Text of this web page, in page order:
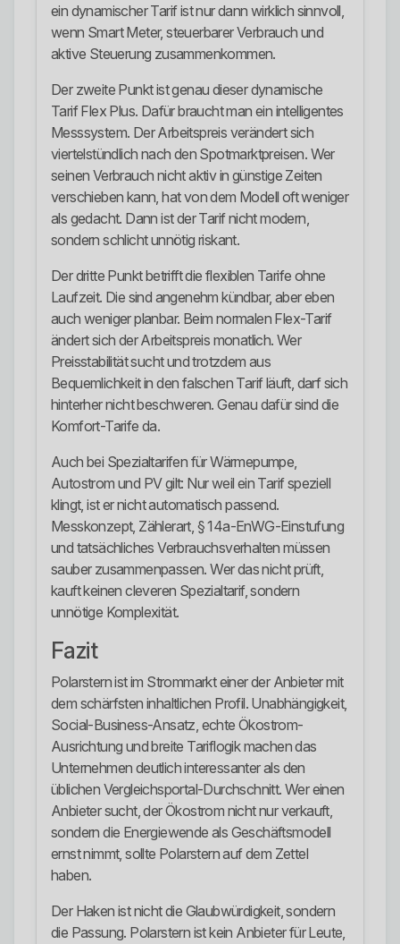
ein dynamischer Tarif ist nur dann wirklich sinnvoll,
wenn Smart Meter, steuerbarer Verbrauch und
aktive Steuerung zusammenkommen.
Der zweite Punkt ist genau dieser dynamische
Tarif Flex Plus. Dafür braucht man ein intelligentes
Messsystem. Der Arbeitspreis verändert sich
viertelstündlich nach den Spotmarktpreisen. Wer
seinen Verbrauch nicht aktiv in günstige Zeiten
verschieben kann, hat von dem Modell oft weniger
als gedacht. Dann ist der Tarif nicht modern,
sondern schlicht unnötig riskant.
Der dritte Punkt betrifft die flexiblen Tarife ohne
Laufzeit. Die sind angenehm kündbar, aber eben
auch weniger planbar. Beim normalen Flex-Tarif
ändert sich der Arbeitspreis monatlich. Wer
Preisstabilität sucht und trotzdem aus
Bequemlichkeit in den falschen Tarif läuft, darf sich
hinterher nicht beschweren. Genau dafür sind die
Komfort-Tarife da.
Auch bei Spezialtarifen für Wärmepumpe,
Autostrom und PV gilt: Nur weil ein Tarif speziell
klingt, ist er nicht automatisch passend.
Messkonzept, Zählerart, § 14a-EnWG-Einstufung
und tatsächliches Verbrauchsverhalten müssen
sauber zusammenpassen. Wer das nicht prüft,
kauft keinen cleveren Spezialtarif, sondern
unnötige Komplexität.
Fazit
Polarstern ist im Strommarkt einer der Anbieter mit
dem schärfsten inhaltlichen Profil. Unabhängigkeit,
Social-Business-Ansatz, echte Ökostrom-
Ausrichtung und breite Tariflogik machen das
Unternehmen deutlich interessanter als den
üblichen Vergleichsportal-Durchschnitt. Wer einen
Anbieter sucht, der Ökostrom nicht nur verkauft,
sondern die Energiewende als Geschäftsmodell
ernst nimmt, sollte Polarstern auf dem Zettel
haben.
Der Haken ist nicht die Glaubwürdigkeit, sondern
die Passung. Polarstern ist kein Anbieter für Leute,